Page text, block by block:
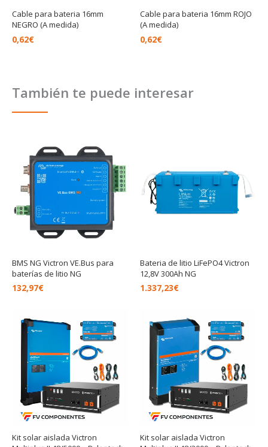
Cable para bateria 16mm
NEGRO (A medida)
0,62€
Cable para bateria 16mm ROJO
(A medida)
0,62€
También te puede interesar
BMS NG Victron VE.Bus para
baterías de litio NG
132,97€
Bateria de litio LiFePO4 Victron
12,8V 300Ah NG
1.337,23€
Kit solar aislada Victron
Kit solar aislada Victron